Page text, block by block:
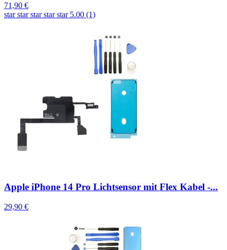
71,90 €
star star star star star 5.00 (1)
Apple iPhone 14 Pro Lichtsensor mit Flex Kabel -...
29,90 €